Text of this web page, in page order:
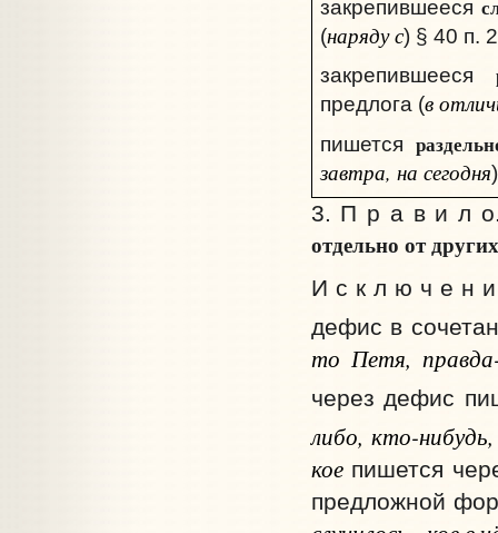
закрепившееся
(наряду с) § 40 п. 2
закрепившееся
предлога (в
пишется
завтра, на сегодня
3. П р а в и л
отдельно от
И с к л ю ч е н
дефис в
то Петя,
через дефис
либо, кто-
коепишется
предложной